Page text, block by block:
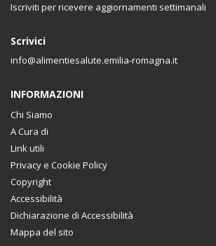
Iscriviti per ricevere aggiornamenti settimanali
Scrivici
info@alimentiesalute.emilia-romagna.it
INFORMAZIONI
Chi Siamo
A Cura di
Link utili
Privacy e Cookie Policy
Copyright
Accessibilità
Dichiarazione di Accessibilità
Mappa del sito